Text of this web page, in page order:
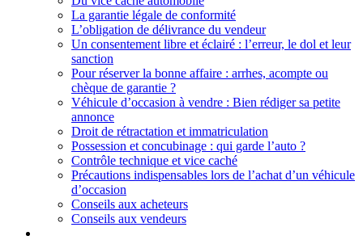
La garantie légale de conformité
L’obligation de délivrance du vendeur
Un consentement libre et éclairé : l’erreur, le dol et leur
sanction
Pour réserver la bonne affaire : arrhes, acompte ou
chèque de garantie ?
Véhicule d’occasion à vendre : Bien rédiger sa petite
annonce
Droit de rétractation et immatriculation
Possession et concubinage : qui garde l’auto ?
Contrôle technique et vice caché
Précautions indispensables lors de l’achat d’un véhicule
d’occasion
Conseils aux acheteurs
Conseils aux vendeurs